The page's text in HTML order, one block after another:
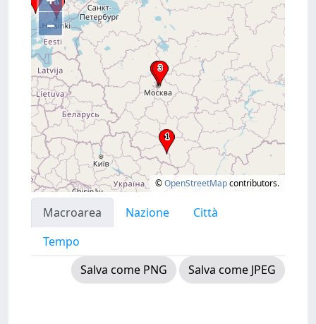
–
©OpenStreetMapcontributors.
Macroarea Nazione
Città
Tempo
Salva come PNG
Salva come JPEG